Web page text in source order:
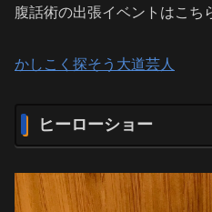
腹話術の出張イベントはこち
かしこく探そう大道芸人
ヒーローショー